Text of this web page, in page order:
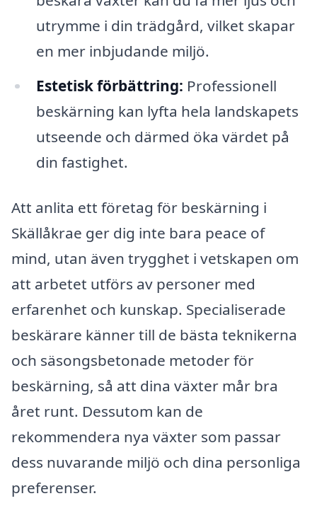
utrymme i din trädgård, vilket skapar
en mer inbjudande miljö.
Estetisk förbättring: Professionell
beskärning kan lyfta hela landskapets
utseende och därmed öka värdet på
din fastighet.
Att anlita ett företag för beskärning i
Skällåkrae ger dig inte bara peace of
mind, utan även trygghet i vetskapen om
att arbetet utförs av personer med
erfarenhet och kunskap. Specialiserade
beskärare känner till de bästa teknikerna
och säsongsbetonade metoder för
beskärning, så att dina växter mår bra
året runt. Dessutom kan de
rekommendera nya växter som passar
dess nuvarande miljö och dina personliga
preferenser.